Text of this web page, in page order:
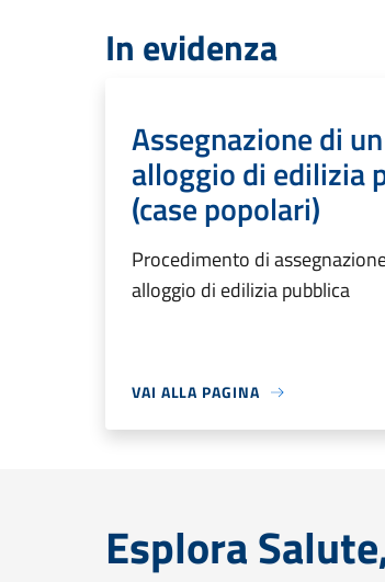
In evidenza
Assegnazione di un
alloggio di edilizia
(case popolari)
Procedimento di
alloggio di edilizia pubblica
VAI ALLA PAGINA
Esplora